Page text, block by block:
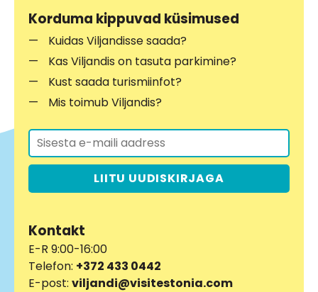
Korduma kippuvad küsimused
Kuidas Viljandisse saada?
Kas Viljandis on tasuta parkimine?
Kust saada turismiinfot?
Mis toimub Viljandis?
LIITU UUDISKIRJAGA
Kontakt
E-R 9:00-16:00
Telefon: +372 433 0442
E-post: viljandi@visitestonia.com